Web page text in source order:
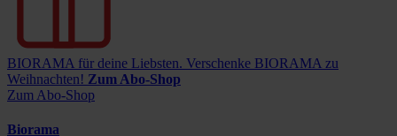
BIORAMA für deine Liebsten. Verschenke BIORAMA zu
Weihnachten! Zum Abo-Shop
Zum Abo-Shop
Biorama